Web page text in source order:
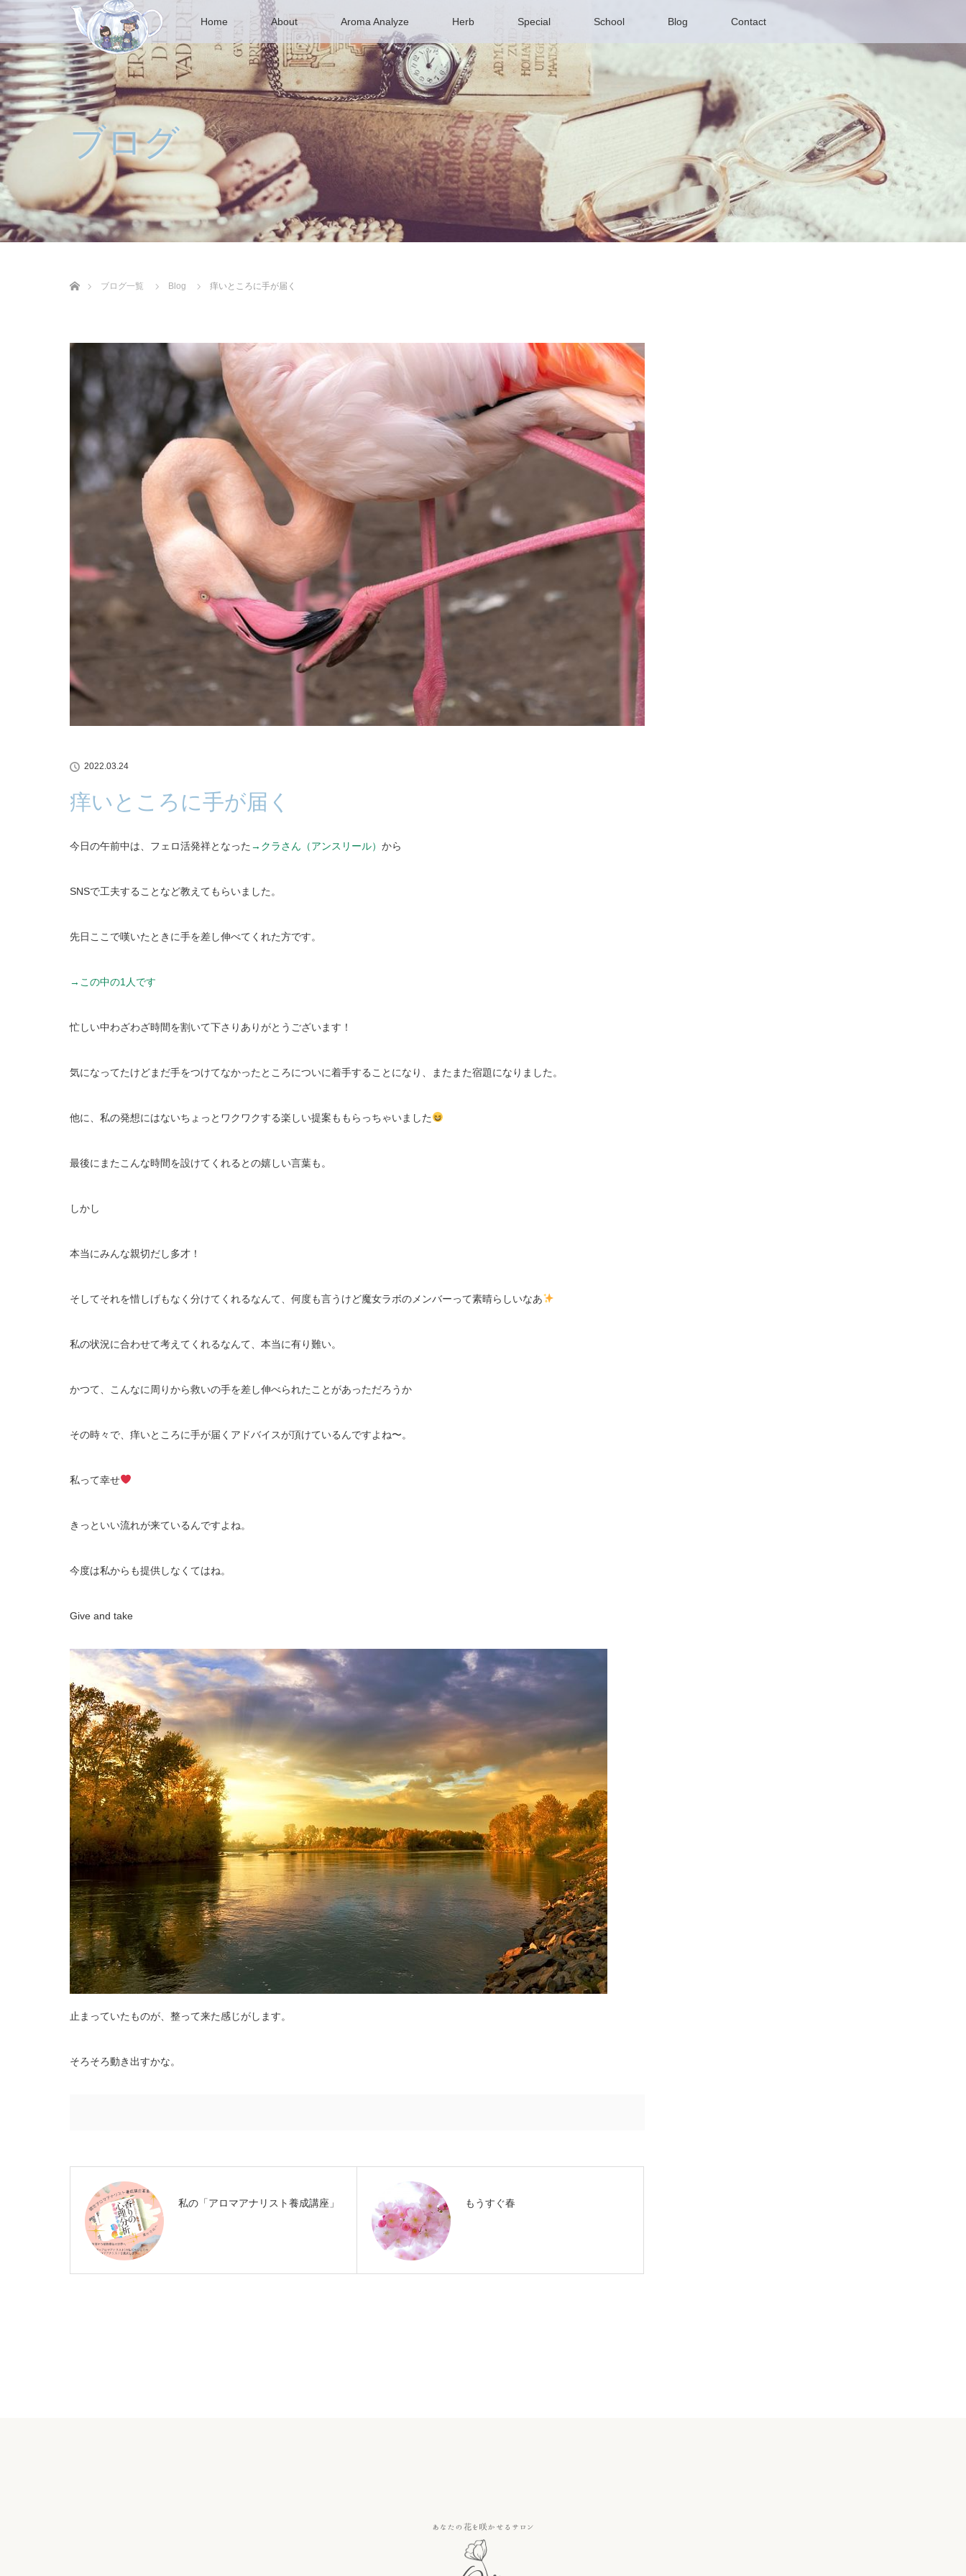
Home About Aroma Analyze Herb Special School Blog Contact
ブログ
ブログ一覧
Blog 痒いところに手が届く
2022.03.24
痒いところに手が届く
今日の午前中は、フェロ活発祥となった →クラさん（アンスリール） から
SNSで工夫することなど教えてもらいました。
先日ここで嘆いたときに手を差し伸べてくれた方です。
→この中の1人です
忙しい中わざわざ時間を割いて下さりありがとうございます！
気になってたけどまだ手をつけてなかったところについに着手することになり、またまた宿題になりました。
他に、私の発想にはないちょっとワクワクする楽しい提案ももらっちゃいました
最後にまたこんな時間を設けてくれるとの嬉しい言葉も。
しかし
本当にみんな親切だし多才！
そしてそれを惜しげもなく分けてくれるなんて、何度も言うけど魔女ラボのメンバーって素晴らしいなあ
私の状況に合わせて考えてくれるなんて、本当に有り難い。
かつて、こんなに周りから救いの手を差し伸べられたことがあっただろうか
その時々で、痒いところに手が届くアドバイスが頂けているんですよね〜。
私って幸せ
きっといい流れが来ているんですよね。
今度は私からも提供しなくてはね。
Give and take
止まっていたものが、整って来た感じがします。
そろそろ動き出すかな。
私の「アロマアナリスト養成講座」 もうすぐ春